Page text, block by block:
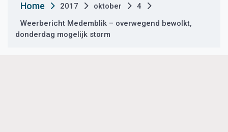
Home 2017 oktober
4
Weerbericht Medemblik – overwegend bewolkt,
donderdag mogelijk storm